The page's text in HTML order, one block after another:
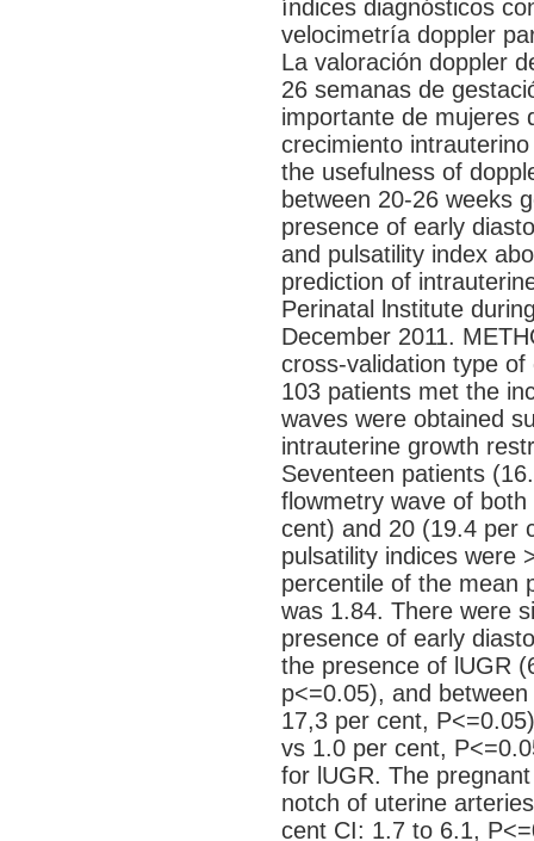
índices diagnósticos
velocimetría doppler
La valoración doppler
26 semanas de
importante de mujeres
crecimiento
the usefulness of
between 20-26 weeks
presence of early
and pulsatility index
prediction of
Perinatal lnstitute
December 2011.
cross-validation type of
103 patients met the
waves were obtained
intrauterine growth
Seventeen patients
flowmetry wave of
cent) and 20 (19.4 per
pulsatility indices were
percentile of the mean
was 1.84. There were
presence of early
the presence of lUGR
p<=0.05), and
17,3 per cent,
vs 1.0 per cent,
for lUGR. The
notch of uterine
cent CI: 1.7 to 6.1,